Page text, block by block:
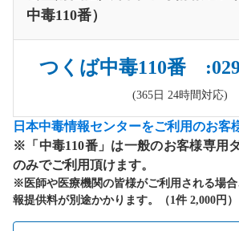
中毒110番）
つくば中毒110番
(365日 24時間対応)
日本中毒情報センターをご利用のお客
※「中毒110番」は一般のお客様専用
のみでご利用頂けます。
※医師や医療機関の皆様がご利用される場
報提供料が別途かかります。（1件 2,000円）